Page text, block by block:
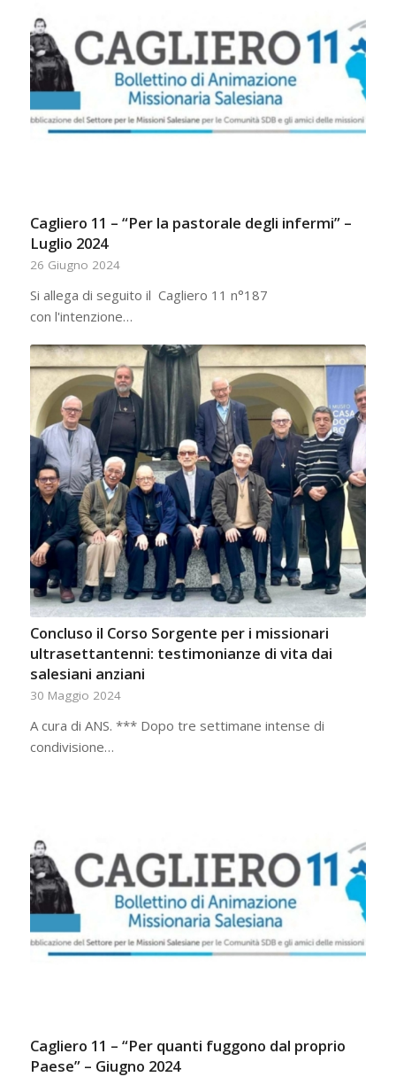
Cagliero 11 – “Per la pastorale degli infermi” –
Luglio 2024
26 Giugno 2024
Si allega di seguito il Cagliero 11 n°187
con l'intenzione…
Concluso il Corso Sorgente per i missionari
ultrasettantenni: testimonianze di vita dai
salesiani anziani
30 Maggio 2024
A cura di ANS. *** Dopo tre settimane intense di
condivisione…
Cagliero 11 – “Per quanti fuggono dal proprio
Paese” – Giugno 2024